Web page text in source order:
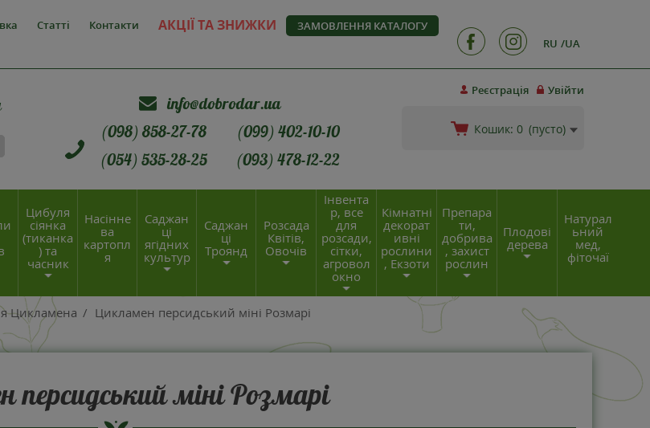
Статті Контакти АКЦІЇ ТА ЗНИЖКИ
ЗАМОВЛЕННЯ КАТАЛОГУ
RU
UA
Реєстрація Увійти
Кошик: 0 (пусто)
info@dobrodar.ua
(098) 858-27-78
(099) 402-10-10
(054) 535-28-25
(093) 478-12-22
Цибуля
сіянка
(тиканка
) та
часник
Насінне
ва
картопл
я
Саджан
ці
ягідних
культур
Саджан
ці
Троянд
Розсада
Квітів,
Овочів
Інвента
р, все
для
розсади,
сітки,
агровол
окно
Кімнатні
декорат
ивні
рослини
, Екзоти
Препара
ти,
добрива
, захист
рослин
Плодові
дерева
Натурал
ьний
мед,
фіточаї
Цикламена / Цикламен персидський міні Розмарі
міні Розмарі